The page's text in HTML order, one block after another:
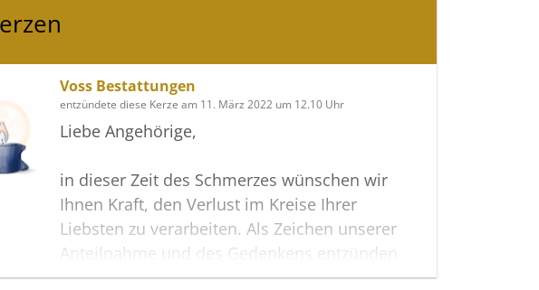
Voss Bestattungen
entzündete diese Kerze am 11. März 2022 um 12.10 Uhr
Liebe Angehörige,
in dieser Zeit des Schmerzes wünschen wir
Ihnen Kraft, den Verlust im Kreise Ihrer
Liebsten zu verarbeiten. Als Zeichen unserer
Anteilnahme und des Gedenkens entzünden
wir dieses erste Licht.